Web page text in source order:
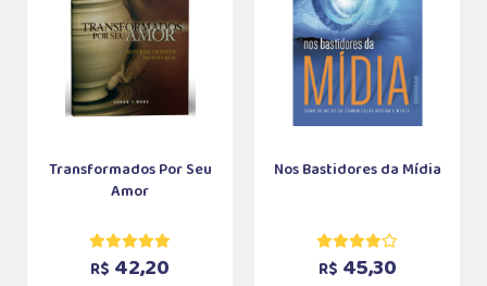
Transformados Por Seu
Amor
R$ 42,20
Nos Bastidores da Mídia
R$ 45,30